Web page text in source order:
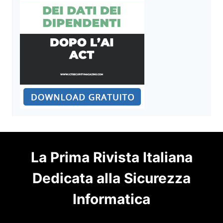
La Prima Rivista Italiana
Dedicata alla Sicurezza
Informatica